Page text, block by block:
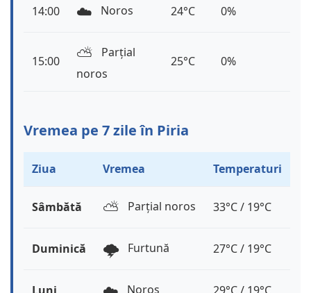
14:00 ☁️ Noros 24°C 0%
15:00 ⛅️
Parțial
noros
25°C 0%
Vremea pe 7 zile în Piria
Ziua Vremea Temperaturi
Sâmbătă ⛅️ Parțial noros 33°C / 19°C
Duminică 🌩️ Furtună 27°C / 19°C
Noros